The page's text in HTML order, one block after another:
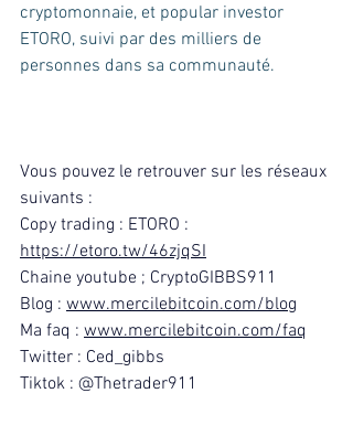
cryptomonnaie, et popular investor
ETORO, suivi par des milliers de
personnes dans sa communauté.
Vous pouvez le retrouver sur les réseaux
suivants :
Copy trading : ETORO :
https://etoro.tw/46zjqSI
Chaine youtube ; CryptoGIBBS911
Blog : www.mercilebitcoin.com/blog
Ma faq : www.mercilebitcoin.com/faq
Twitter : Ced_gibbs
Tiktok : @Thetrader911